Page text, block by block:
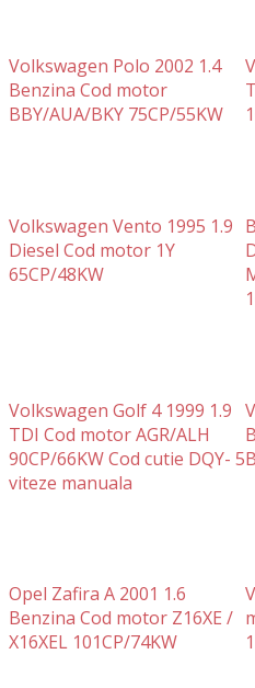
Volkswagen Polo 2002 1.4
Benzina Cod motor
BBY/AUA/BKY 75CP/55KW
Volkswagen Vento 1995 1.9
Diesel Cod motor 1Y
65CP/48KW
Volkswagen Golf 4 1999 1.9
TDI Cod motor AGR/ALH
90CP/66KW Cod cutie DQY- 5
viteze manuala
Opel Zafira A 2001 1.6
Benzina Cod motor Z16XE /
X16XEL 101CP/74KW